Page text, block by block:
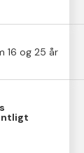
16 og 25 år